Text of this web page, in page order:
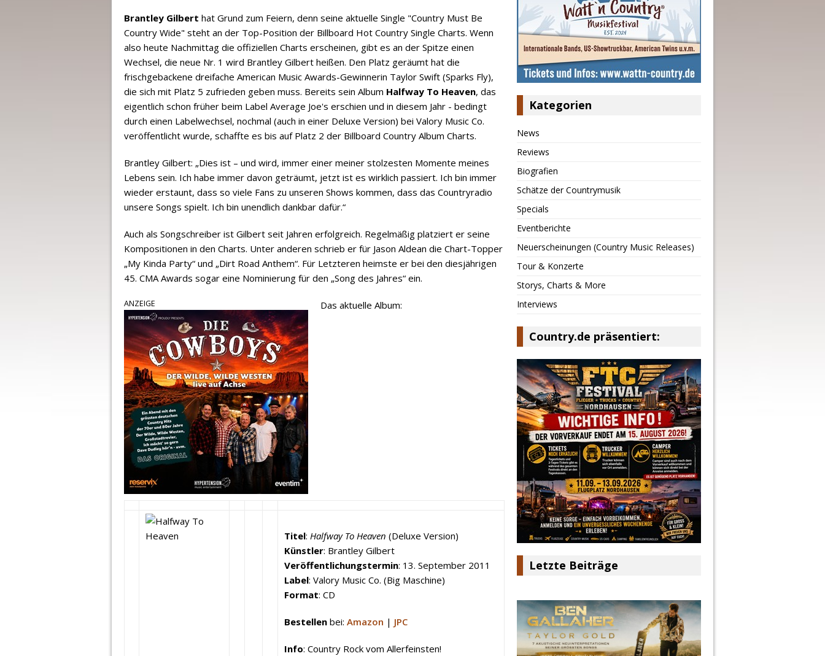
Brantley Gilbert hat Grund zum Feiern, denn seine aktuelle Single "Country Must Be
Country Wide" steht an der Top-Position der Billboard Hot Country Single Charts. Wenn
also heute Nachmittag die offiziellen Charts erscheinen, gibt es an der Spitze einen
Wechsel, die neue Nr. 1 wird Brantley Gilbert heißen. Den Platz geräumt hat die
frischgebackene dreifache American Music Awards-Gewinnerin Taylor Swift (Sparks Fly),
die sich mit Platz 5 zufrieden geben muss. Bereits sein Album Halfway To Heaven, das
eigentlich schon früher beim Label Average Joe's erschien und in diesem Jahr - bedingt
durch einen Labelwechsel, nochmal (auch in einer Deluxe Version) bei Valory Music Co.
veröffentlicht wurde, schaffte es bis auf Platz 2 der Billboard Country Album Charts.
Brantley Gilbert: „Dies ist – und wird, immer einer meiner stolzesten Momente meines
Lebens sein. Ich habe immer davon geträumt, jetzt ist es wirklich passiert. Ich bin immer
wieder erstaunt, dass so viele Fans zu unseren Shows kommen, dass das Countryradio
unsere Songs spielt. Ich bin unendlich dankbar dafür.“
Auch als Songschreiber ist Gilbert seit Jahren erfolgreich. Regelmäßig platziert er seine
Kompositionen in den Charts. Unter anderen schrieb er für Jason Aldean die Chart-Topper
„My Kinda Party“ und „Dirt Road Anthem“. Für Letzteren heimste er bei den diesjährigen
45. CMA Awards sogar eine Nominierung für den „Song des Jahres“ ein.
ANZEIGE Das aktuelle Album:
Titel: Halfway To Heaven (Deluxe Version)
Künstler: Brantley Gilbert
Veröffentlichungstermin: 13. September 2011
Label: Valory Music Co. (Big Maschine)
Format: CD
Bestellen bei: Amazon | JPC
Info: Country Rock vom Allerfeinsten!
Kategorien
News
Reviews
Biografien
Schätze der Countrymusik
Specials
Eventberichte
Neuerscheinungen (Country Music Releases)
Tour & Konzerte
Storys, Charts & More
Interviews
Country.de präsentiert:
Letzte Beiträge